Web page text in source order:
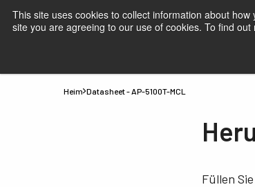
This site uses cookies to collect information about
site you are agreeing to our use of cookies. To find
Heim Datasheet - AP-5100T-MCL
Füllen